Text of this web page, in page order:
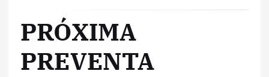
PRÓXIMA
PREVENTA